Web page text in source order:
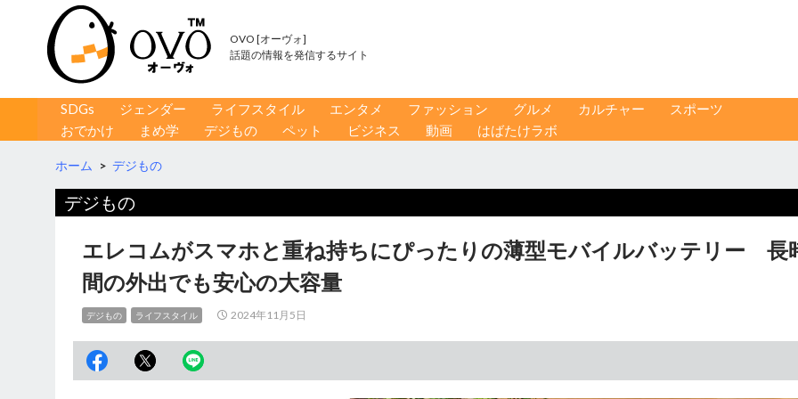
OVO [オーヴォ]
話題の情報を発信するサイト
コンテンツへ移動
SDGs ジェンダー ライフスタイル エンタメ ファッション グルメ カルチャー
スポーツ
おでかけ
まめ学 デジもの ペット ビジネス 動画 はばたけラボ
ホーム > デジもの
デジもの
エレコムがスマホと重ね持ちにぴったりの薄型モバイルバッテリー 長
間の外出でも安心の大容量
デジもの ライフスタイル 2024年11月5日